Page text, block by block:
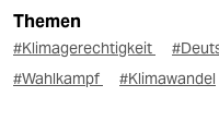
Themen
#Klimagerechtigkeit
#Wahlkampf
#Klimawandel